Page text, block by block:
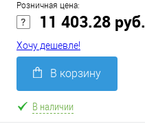
Розничная цена:
11 403.28 руб.
Хочу дешевле!
В корзину
В наличии